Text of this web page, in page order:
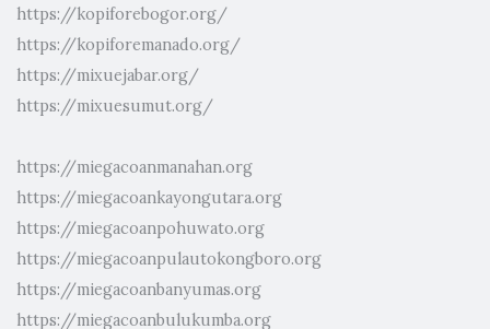
https://kopiforebogor.org/
https://kopiforemanado.org/
https://mixuejabar.org/
https://mixuesumut.org/
https://miegacoanmanahan.org
https://miegacoankayongutara.org
https://miegacoanpohuwato.org
https://miegacoanpulautokongboro.org
https://miegacoanbanyumas.org
https://miegacoanbulukumba.org